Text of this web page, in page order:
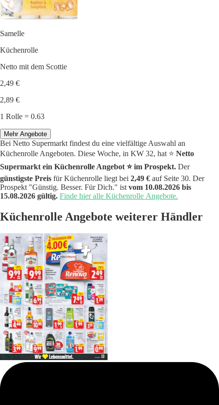
Samelle
Küchenrolle
Netto mit dem Scottie
2,49 €
2,89 €
1 Rolle = 0.63
Mehr Angebote
Bei Netto Supermarkt findest du eine vielfältige Auswahl an
Küchenrolle Angeboten. Diese Woche, in KW 32, hat ⭐️ Netto
Supermarkt ein Küchenrolle Angebot ⭐️ im Prospekt. Der
günstigste Preis für Küchenrolle liegt bei 2,49 € auf Seite 30. Der
Prospekt "Günstig. Besser. Für Dich." ist vom 10.08.2026 bis
15.08.2026 gültig. Finde hier alle Küchenrolle Angebote.
Küchenrolle Angebote weiterer Händler